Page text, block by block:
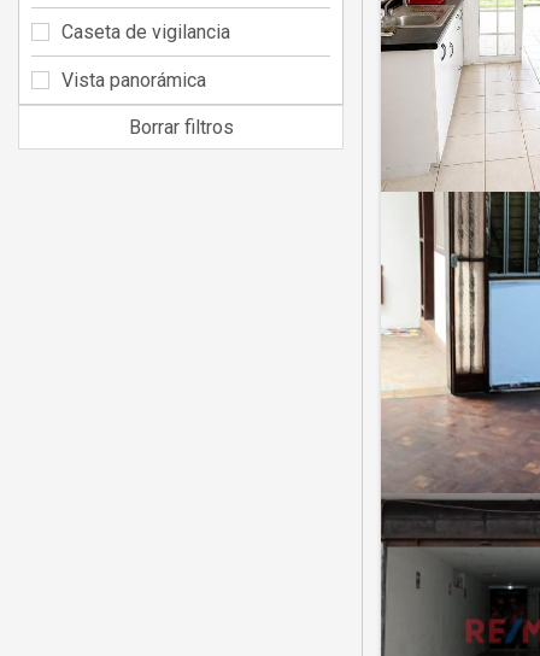
Caseta de vigilancia
Vista panorámica
Borrar filtros